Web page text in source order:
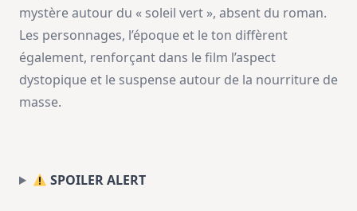
mystère autour du « soleil vert », absent du roman.
Les personnages, l’époque et le ton diffèrent
également, renforçant dans le film l’aspect
dystopique et le suspense autour de la nourriture de
masse.
SPOILER ALERT